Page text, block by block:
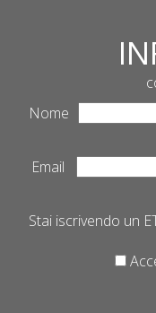
Nome
Email
Stai iscrivendo un